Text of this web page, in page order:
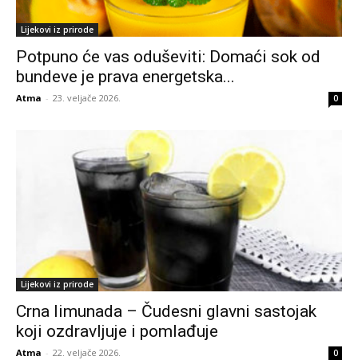
Lijekovi iz prirode
Potpuno će vas oduševiti: Domaći sok od
bundeve je prava energetska...
Atma - 23. veljače 2026. 0
Lijekovi iz prirode
Crna limunada – Čudesni glavni sastojak
koji ozdravljuje i pomlađuje
Atma - 22. veljače 2026. 0